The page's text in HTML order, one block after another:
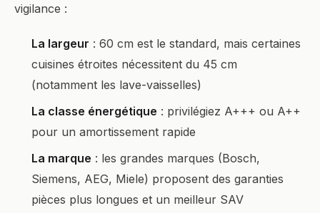
vigilance :
La largeur : 60 cm est le standard, mais certaines
cuisines étroites nécessitent du 45 cm
(notamment les lave-vaisselles)
La classe énergétique : privilégiez A+++ ou A++
pour un amortissement rapide
La marque : les grandes marques (Bosch,
Siemens, AEG, Miele) proposent des garanties
pièces plus longues et un meilleur SAV